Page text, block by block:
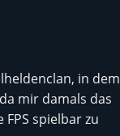
in dem
mir damals das
spielbar zu